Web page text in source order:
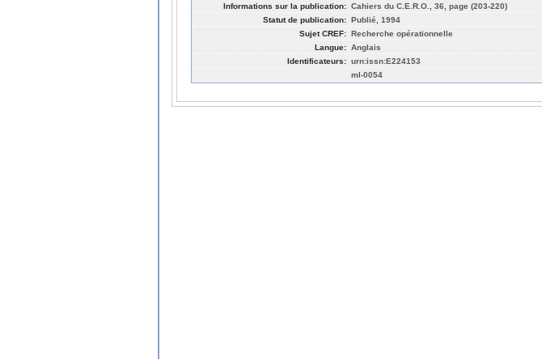
Informations sur la publication: Cahiers du C.E.R.O., 36, page (203-220)
Statut de publication: Publié, 1994
Sujet CREF: Recherche opérationnelle
Langue: Anglais
Identificateurs: urn:issn:E224153
ml-0054